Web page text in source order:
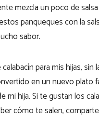
mezcla un poco de
panqueques con la
sabor.
para mis hijas,
en un nuevo plato
mi hija. Si te gustan los
cómo te salen,